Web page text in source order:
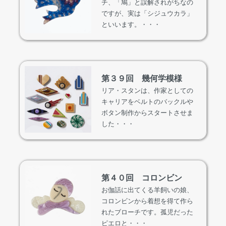
ですが、実は「シジュウカラ」
といいます。・・・
第３９回 幾何学模様
リア・スタンは、作家としての
キャリアをベルトのバックルや
ボタン制作からスタートさせま
した・・・
第４０回 コロンビン
お伽話に出てくる羊飼いの娘、
コロンビンから着想を得て作ら
れたブローチです。孤児だった
ピエロと・・・